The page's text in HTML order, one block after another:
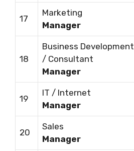
17
Marketing
Manager
18
Business Development
/ Consultant
Manager
19
IT / Internet
Manager
20
Sales
Manager